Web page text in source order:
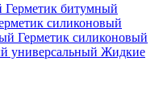
Герметик битумный
силиконовый
Герметик силиконовый
универсальный Жидкие